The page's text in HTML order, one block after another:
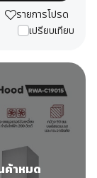
รายการโปรด
เปรียบเทียบ
ค้าหมด